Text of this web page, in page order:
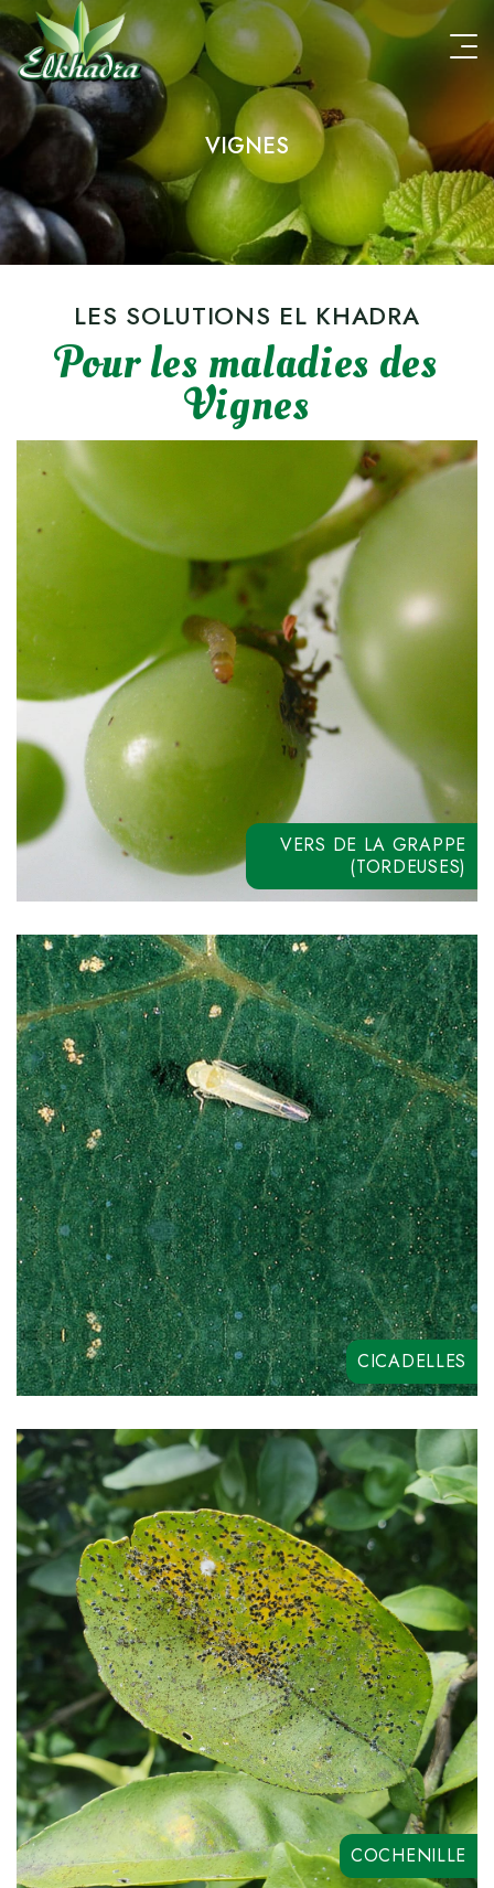
Aller
contenu
principal
VIGNES
LES SOLUTIONS EL KHADRA
Pour les maladies des
Vignes
ALLEYA ME INDO SUPER
SPINO 480
FOSLETE 50
VERS DE LA GRAPPE
(TORDEUSES)
ALLEYA ME INDO SUPER ABANTO
CICADELLES
RYCAR SC PROXIMO
COCHENILLE